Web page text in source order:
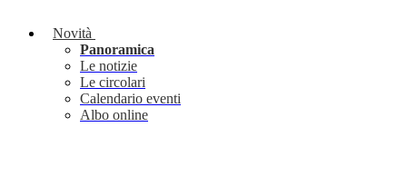
Novità
Panoramica
Le notizie
Le circolari
Calendario eventi
Albo online